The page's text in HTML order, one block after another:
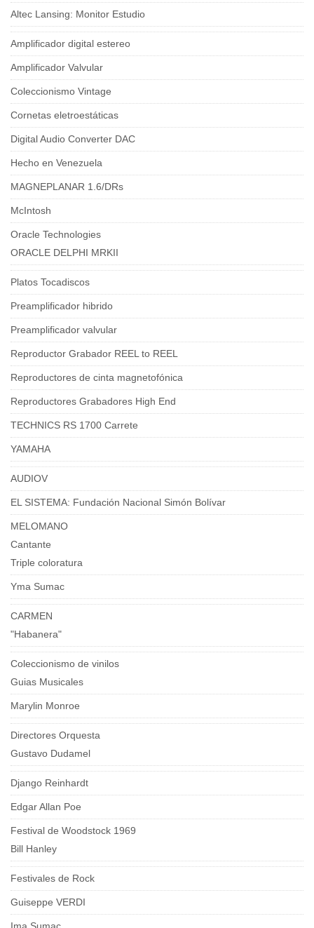
Altec Lansing: Monitor Estudio
Amplificador digital estereo
Amplificador Valvular
Coleccionismo Vintage
Cornetas eletroestáticas
Digital Audio Converter DAC
Hecho en Venezuela
MAGNEPLANAR 1.6/DRs
McIntosh
Oracle Technologies
ORACLE DELPHI MRKII
Platos Tocadiscos
Preamplificador hibrido
Preamplificador valvular
Reproductor Grabador REEL to REEL
Reproductores de cinta magnetofónica
Reproductores Grabadores High End
TECHNICS RS 1700 Carrete
YAMAHA
AUDIOV
EL SISTEMA: Fundación Nacional Simón Bolívar
MELOMANO
Cantante
Triple coloratura
Yma Sumac
CARMEN
"Habanera"
Coleccionismo de vinilos
Guias Musicales
Marylin Monroe
Directores Orquesta
Gustavo Dudamel
Django Reinhardt
Edgar Allan Poe
Festival de Woodstock 1969
Bill Hanley
Festivales de Rock
Guiseppe VERDI